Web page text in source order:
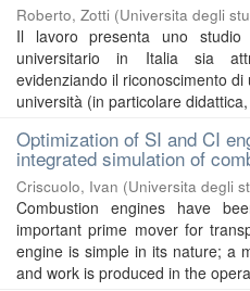
Roberto, Zotti (Universita degli
Il lavoro presenta uno
universitario in Italia sia
evidenziando il riconoscimento
università (in particolare
Optimization of SI and CI
integrated simulation of
Criscuolo, Ivan (Universita degli
Combustion engines have
important prime mover for
engine is simple in its nature; a
and work is produced in the